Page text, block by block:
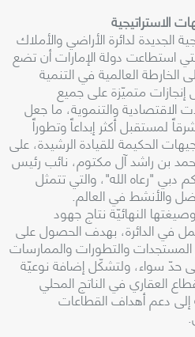
الاستراتيجية
الجديدة لدائرة الأراضي والأملاك
استطاعت دولة الإمارات أن تضع
العالمية في التنمية
إنجازات متميّزة على جميع
الاقتصادية والتنموية، ما جعل
لمستقبل أكثر إبداعاً وتطوراً
الحكيمة للقيادة الرشيدة، على
بن راشد آل مكتوم، نائب رئيس
دبي "رعاه الله"، والتي تتمثل
والأنشط في العالم.
النهائيّة نتاج جهود
في الدائرة، بهدف الحصول على
والتطورات والممارسات
حدّ سواء، ولتشكّل إضافة نوعيّة
العقاري في الناتج المحلي
إلى دعم أهداف القطاعات